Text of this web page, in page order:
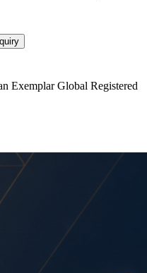
Exemplar Global Registered